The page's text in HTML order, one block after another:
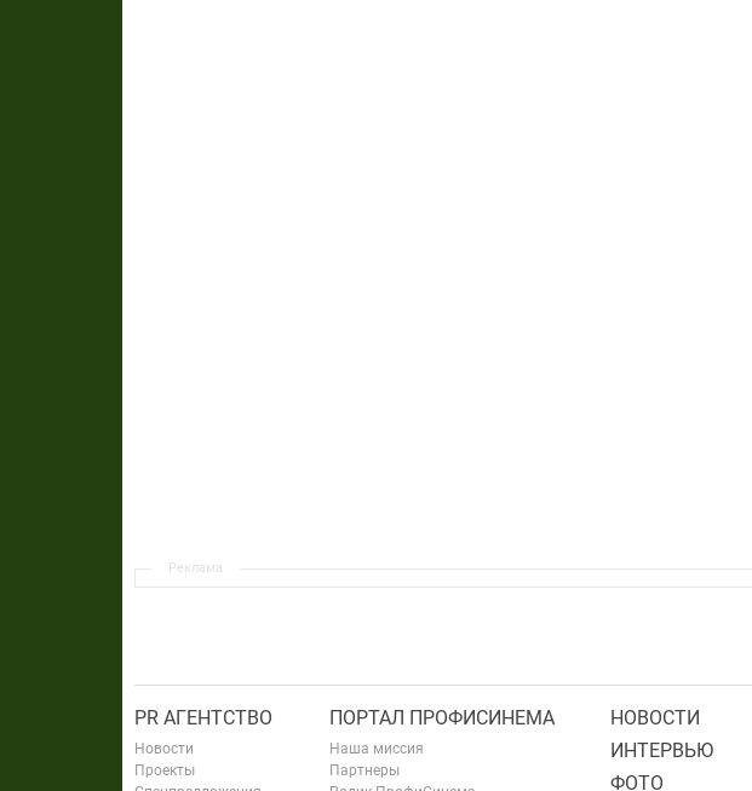
Реклама
PR АГЕНТСТВО
Новости
Проекты
ПОРТАЛ ПРОФИСИНЕМА
Наша миссия
Партнеры
НОВОСТИ
ИНТЕРВЬЮ
ФОТО